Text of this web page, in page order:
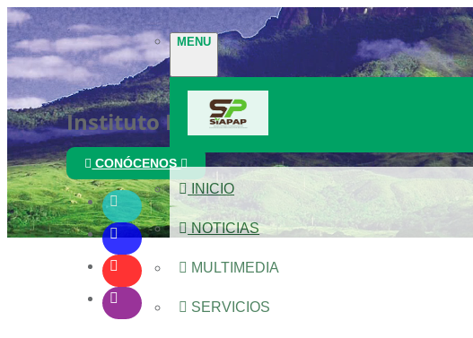
MENU
INICIO
NOTICIAS
MULTIMEDIA
SERVICIOS
Instituto Nacional de Parques
CONÓCENOS